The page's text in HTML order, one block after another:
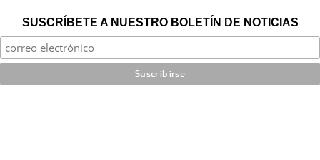
SUSCRÍBETE A NUESTRO BOLETÍN DE NOTICIAS